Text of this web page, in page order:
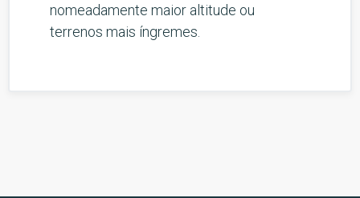
nomeadamente maior altitude ou
terrenos mais íngremes.